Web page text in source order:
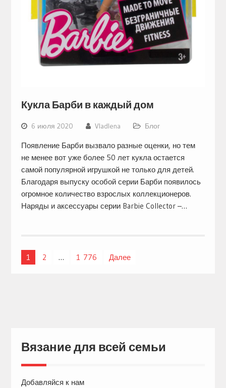
Кукла Барби в каждый дом
6 июля 2020 Vladlena Блог
Появление Барби вызвало разные оценки, но тем
не менее вот уже более 50 лет кукла остается
самой популярной игрушкой не только для детей.
Благодаря выпуску особой серии Барби появилось
огромное количество взрослых коллекционеров.
Наряды и аксессуары серии Barbie Collector –…
Навигация
1 2 … 1 776 Далее
Вязание для всей семьи
Добавляйся к нам